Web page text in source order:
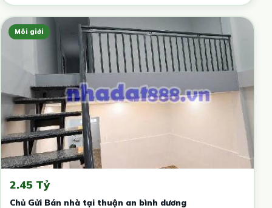
Môi giới
2.45 Tỷ
Chủ Gửi Bán nhà tại thuận an bình dương